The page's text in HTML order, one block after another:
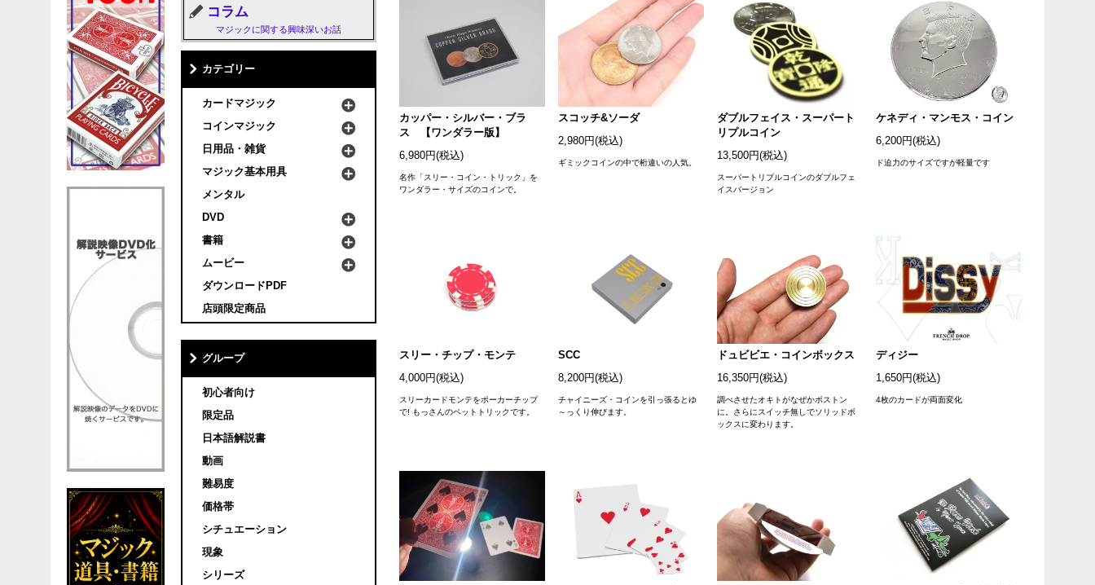
カッパー・シルバー・ブラ
ス 【ワンダラー版】
6,980円(税込)
名作「スリー・コイン・トリック」を
ワンダラー・サイズのコインで。
スコッチ&ソーダ
2,980円(税込)
ギミックコインの中で桁違いの人気。
ダブルフェイス・スーパート
リプルコイン
13,500円(税込)
スーパートリプルコインのダブルフェ
イスバージョン
ケネディ・マンモス・コイン
6,200円(税込)
ド迫力のサイズですが軽量です
スリー・チップ・モンテ
4,000円(税込)
スリーカードモンテをポーカーチップ
で! もっさんのペットトリックです。
SCC
8,200円(税込)
チャイニーズ・コインを引っ張るとゆ
～っくり伸びます。
ドュビビエ・コインボックス
16,350円(税込)
調べさせたオキトがなぜかボストン
に。さらにスイッチ無しでソリッドボ
ックスに変わります。
ディジー
1,650円(税込)
4枚のカードが両面変化
コラム
マジックに関する興味深いお話
カテゴリー
カードマジック
コインマジック
日用品・雑貨
マジック基本用具
メンタル
DVD
書籍
ムービー
ダウンロードPDF
店頭限定商品
グループ
初心者向け
限定品
日本語解説書
動画
難易度
価格帯
シチュエーション
現象
シリーズ